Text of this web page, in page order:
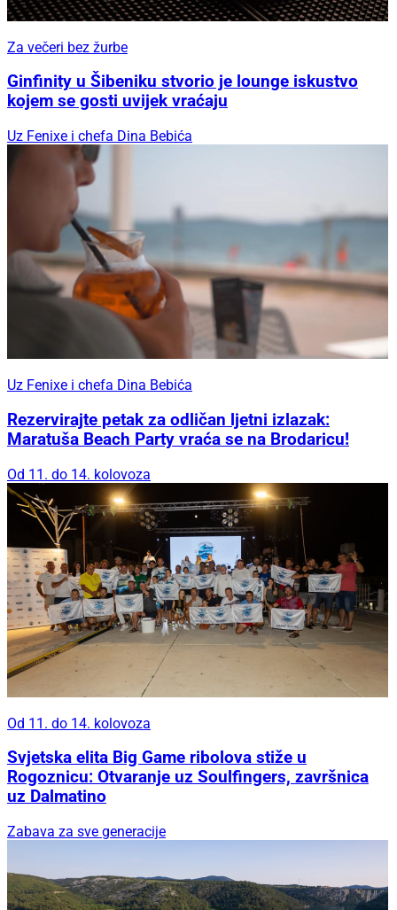
Za večeri bez žurbe
Ginfinity u Šibeniku stvorio je lounge iskustvo
kojem se gosti uvijek vraćaju
Uz Fenixe i chefa Dina Bebića
Uz Fenixe i chefa Dina Bebića
Rezervirajte petak za odličan ljetni izlazak:
Maratuša Beach Party vraća se na Brodaricu!
Od 11. do 14. kolovoza
Od 11. do 14. kolovoza
Svjetska elita Big Game ribolova stiže u
Rogoznicu: Otvaranje uz Soulfingers, završnica
uz Dalmatino
Zabava za sve generacije